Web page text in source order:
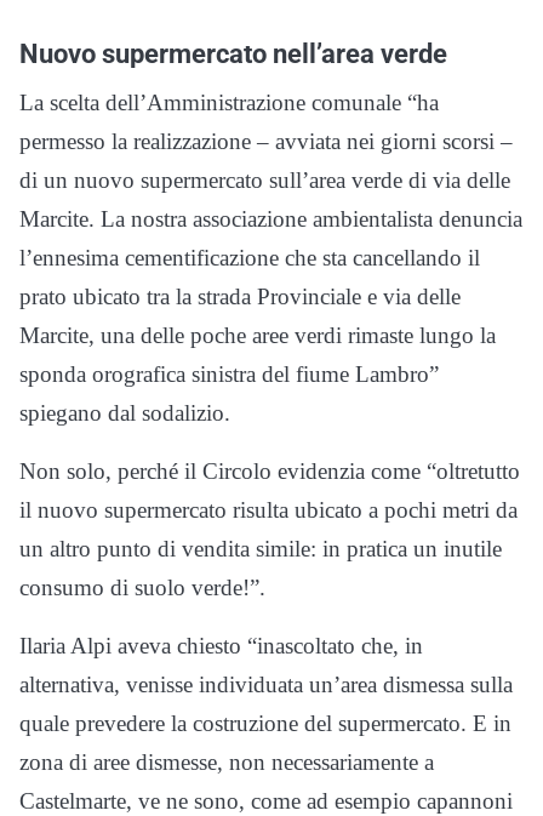
Nuovo supermercato nell’area verde
La scelta dell’Amministrazione comunale “ha
permesso la realizzazione – avviata nei giorni scorsi –
di un nuovo supermercato sull’area verde di via delle
Marcite. La nostra associazione ambientalista denuncia
l’ennesima cementificazione che sta cancellando il
prato ubicato tra la strada Provinciale e via delle
Marcite, una delle poche aree verdi rimaste lungo la
sponda orografica sinistra del fiume Lambro”
spiegano dal sodalizio.
Non solo, perché il Circolo evidenzia come “oltretutto
il nuovo supermercato risulta ubicato a pochi metri da
un altro punto di vendita simile: in pratica un inutile
consumo di suolo verde!”.
Ilaria Alpi aveva chiesto “inascoltato che, in
alternativa, venisse individuata un’area dismessa sulla
quale prevedere la costruzione del supermercato. E in
zona di aree dismesse, non necessariamente a
Castelmarte, ve ne sono, come ad esempio capannoni